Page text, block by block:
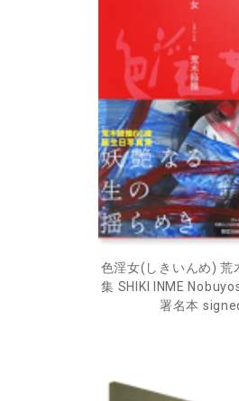
色淫女(しきいんめ) 荒
集 SHIKI INME
署名本